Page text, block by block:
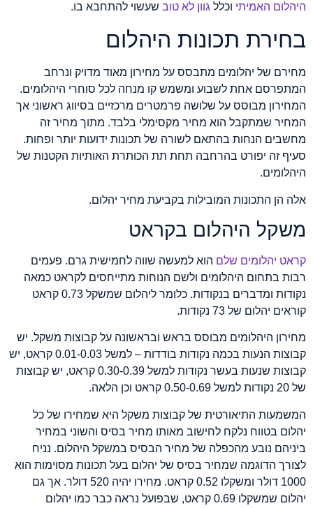
היהלום האמיתי וכלל גוון לא טוב שעשוי להתחבא בו.
בחירת תכונות היהלום
מחירם של יהלומים מתבסס על מחירון מאוד מדויק ונרחב
המתפרסם אחת לשבוע ומשמש קו מנחה לכל סוחרי היהלומים.
המחירון מבוסס על שלושה פרמטרים מרכזיים בסיווג ראשוני אך
המחיר שמתקבל הוא מחיר מקסימלי בלבד. מתוך מחיר זה
מחשבים הנחות בהתאם לשורה של תכונות ידועות יותר ופחות.
סעיף זה יפורט בהרחבה תחת תת הכותרת האותיות הקטנות של
היהלומים.
אלה הן התכונות המובילות בקביעת מחיר יהלום.
משקל היהלום בקראט
קראט יהלומים שלם הוא למעשה שווה לחמישית גרם. פעמים
רבות בתחום היהלומים ולשם הנוחות מתייחסים לקראט כמאה
נקודות ומדברים בנקודות. כלומר ליהלום שמשקל 0.73 קראט
קוראים יהלום של 73 נקודות.
מחירון היהלומים מבוסס בראש ובראשונה על קבוצות משקל. יש
קבוצות הנעות בכמה נקודות בודדות – למשל 0.01-0.03 קראט, יש
קבוצות שנעות בעשר נקודות למשל 0.30-0.39 קראט, יש קבוצות
של 20 נקודות למשל 0.50-0.69 קראט וכן הלאה.
המשמעות התיאורטית של קבוצות משקל היא שמחירו של כל
יהלום בטווח נלקח לחישוב מאותו מחיר בסיס והשוני במחיר
ביניהם נובע מהכפלה של מחיר הבסיס במשקל היהלום. נניח
לצורך הדוגמה שמחיר בסיס של יהלום בעל תכונות מסוימות הוא
1000 דולר ומשקלו 0.52 קראט. מחירו יהיה 520 דולר. אך גם
יהלום שמשקלו 0.69 קראט, שבפועל נראה כבר כמו יהלום